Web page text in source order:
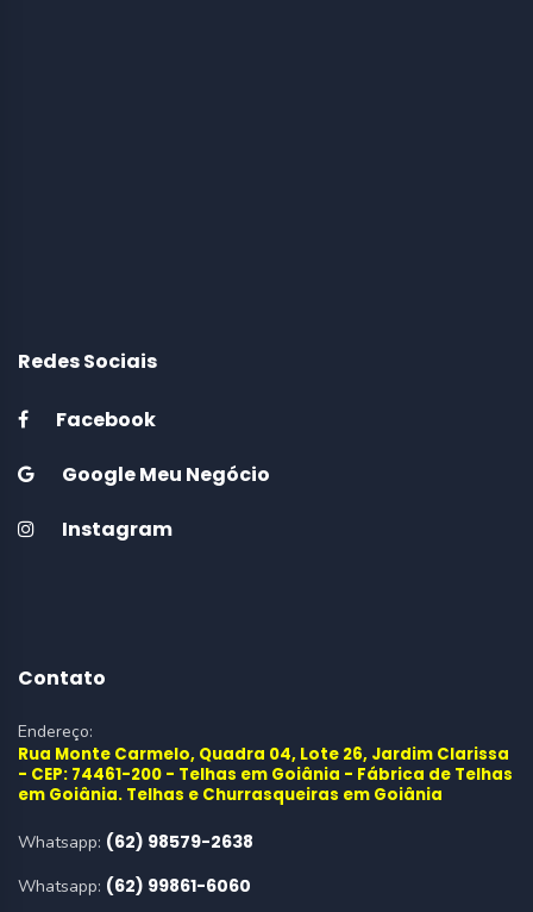
Redes Sociais
Facebook
Google Meu Negócio
Instagram
Contato
Endereço:
Rua Monte Carmelo, Quadra 04, Lote 26, Jardim Clarissa
- CEP: 74461-200 - Telhas em Goiânia - Fábrica de Telhas
em Goiânia. Telhas e Churrasqueiras em Goiânia
Whatsapp: (62) 98579-2638
Whatsapp: (62) 99861-6060